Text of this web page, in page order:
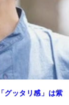
ッタリ感」は紫